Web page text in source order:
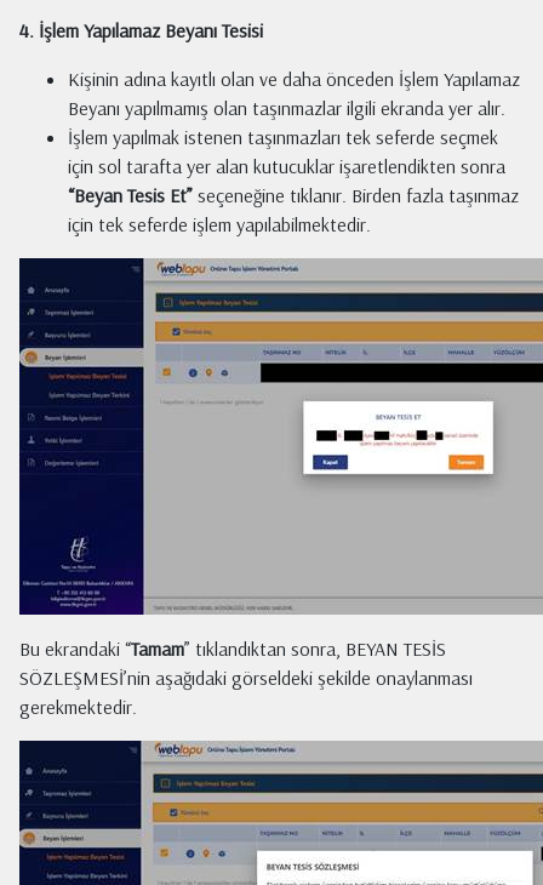
4. İşlem Yapılamaz Beyanı Tesisi
Kişinin adına kayıtlı olan ve daha önceden İşlem Yapılamaz
Beyanı yapılmamış olan taşınmazlar ilgili ekranda yer alır.
İşlem yapılmak istenen taşınmazları tek seferde seçmek
için sol tarafta yer alan kutucuklar işaretlendikten sonra
“Beyan Tesis Et” seçeneğine tıklanır. Birden fazla taşınmaz
için tek seferde işlem yapılabilmektedir.
Bu ekrandaki “Tamam” tıklandıktan sonra, BEYAN TESİS
SÖZLEŞMESİ’nin aşağıdaki görseldeki şekilde onaylanması
gerekmektedir.